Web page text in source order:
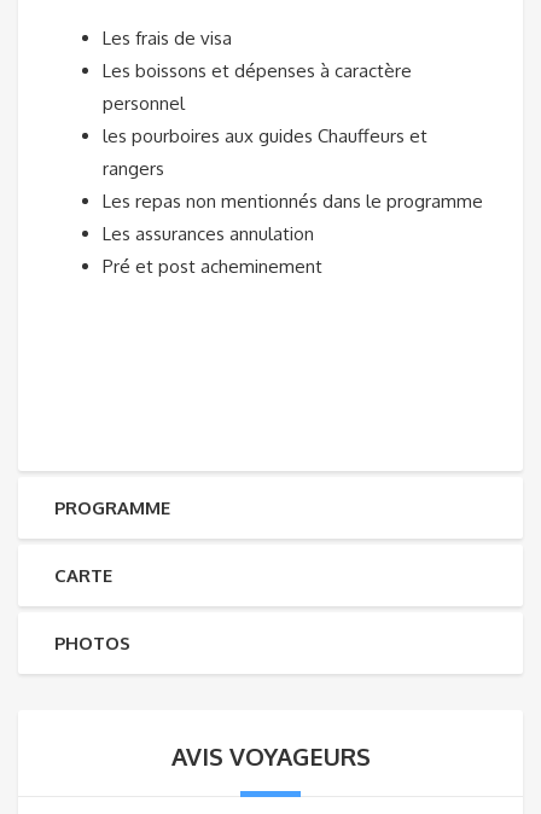
Les frais de visa
Les boissons et dépenses à caractère
personnel
les pourboires aux guides Chauffeurs et
rangers
Les repas non mentionnés dans le programme
Les assurances annulation
Pré et post acheminement
PROGRAMME
CARTE
PHOTOS
AVIS VOYAGEURS